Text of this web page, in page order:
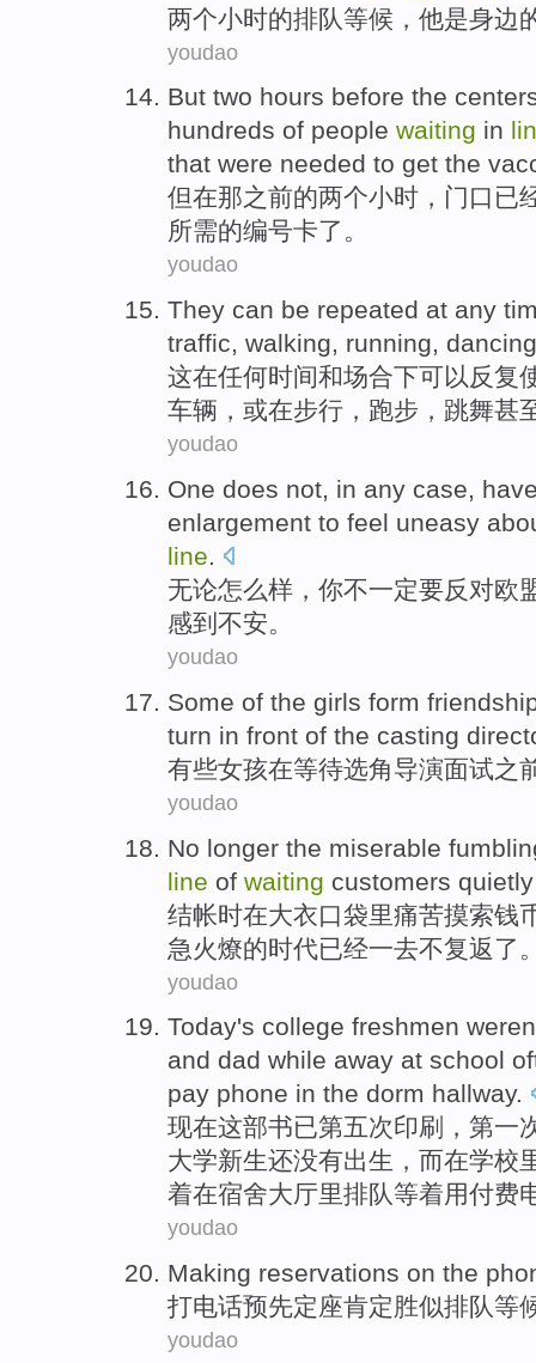
两个小时的排队等候 ， 他是身边
youdao
But two hours before the
hundreds of people waiting in
that were needed to get the
但在那之前的两个小时 ，门口 已
所需的编号卡了。
youdao
They can be repeated at any
traffic, walking, running, dancing
这在任何时间和场合下可以 反复
车辆 ，或在步行 ， 跑步 ， 跳舞甚
youdao
One does not, in any case,
enlargement to feel uneasy
line.
无论怎么样， 你不一定要反对欧
感到 不安。
youdao
Some of the girls form
turn in front of the casting
有些女孩在等待选角导演面试之
youdao
No longer the miserable
line of waiting customers
结帐时在大衣口袋里痛苦摸索钱
急火燎的时代已经一去不复返了
youdao
Today's college freshmen
and dad while away at school
pay phone in the dorm hallway.
现在这部书已第五次印刷，第一
大学新生还没有出生 ， 而在学校
着在宿舍大厅里排队等着用付费
youdao
Making reservations on the
打电话预先定座肯定胜似排队等
youdao